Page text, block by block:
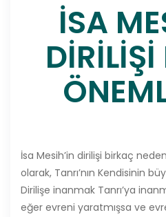
İSA
DİRİLİŞİ
İsa Mesih’in dirilişi birkaç
olarak, Tanrı’nın Kendisinin
Dirilişe inanmak Tanrı’ya
eğer evreni yaratmışsa ve